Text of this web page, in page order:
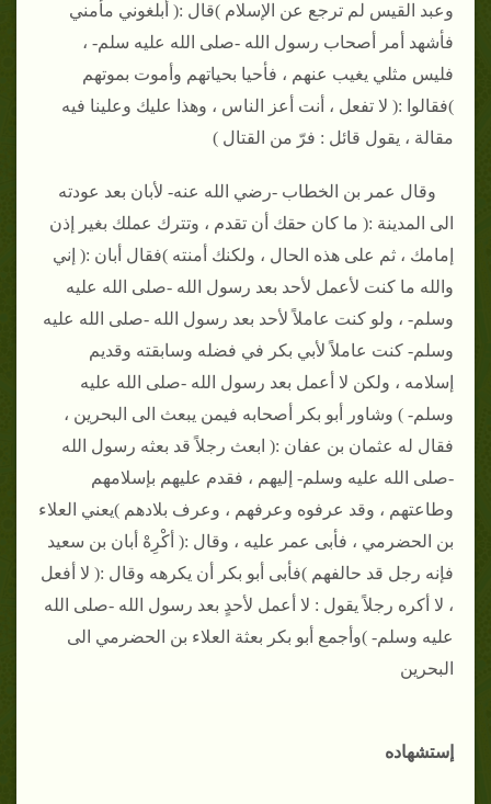
وعبد القيس لم ترجع عن الإسلام )قال :( أبلغوني مأمني
فأشهد أمر أصحاب رسول الله -صلى الله عليه سلم- ،
فليس مثلي يغيب عنهم ، فأحيا بحياتهم وأموت بموتهم
)فقالوا :( لا تفعل ، أنت أعز الناس ، وهذا عليك وعلينا فيه
مقالة ، يقول قائل : فرّ من القتال )
وقال عمر بن الخطاب -رضي الله عنه- لأبان بعد عودته
الى المدينة :( ما كان حقك أن تقدم ، وتترك عملك بغير إذن
إمامك ، ثم على هذه الحال ، ولكنك أمنته )فقال أبان :( إني
والله ما كنت لأعمل لأحد بعد رسول الله -صلى الله عليه
وسلم- ، ولو كنت عاملاً لأحد بعد رسول الله -صلى الله عليه
وسلم- كنت عاملاً لأبي بكر في فضله وسابقته وقديم
إسلامه ، ولكن لا أعمل بعد رسول الله -صلى الله عليه
وسلم- ) وشاور أبو بكر أصحابه فيمن يبعث الى البحرين ،
فقال له عثمان بن عفان :( ابعث رجلاً قد بعثه رسول الله
-صلى الله عليه وسلم- إليهم ، فقدم عليهم بإسلامهم
وطاعتهم ، وقد عرفوه وعرفهم ، وعرف بلادهم )يعني العلاء
بن الحضرمي ، فأبى عمر عليه ، وقال :( أكْرِهْ أبان بن سعيد
فإنه رجل قد حالفهم )فأبى أبو بكر أن يكرهه وقال :( لا أفعل
، لا أكره رجلاً يقول : لا أعمل لأحدٍ بعد رسول الله -صلى الله
عليه وسلم- )وأجمع أبو بكر بعثة العلاء بن الحضرمي الى
البحرين
إستشهاده